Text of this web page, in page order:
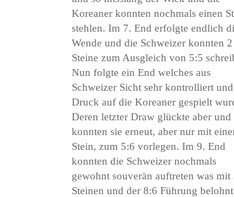
Koreaner konnten nochmals einen
stehlen. Im 7. End erfolgte endlich
Wende und die Schweizer konnten 2
Steine zum Ausgleich von 5:5
Nun folgte ein End welches aus
Schweizer Sicht sehr kontrolliert
Druck auf die Koreaner gespielt
Deren letzter Draw glückte aber und
konnten sie erneut, aber nur mit
Stein, zum 5:6 vorlegen. Im 9. End
konnten die Schweizer nochmals
gewohnt souverän auftreten was mit
Steinen und der 8:6 Führung belohnt